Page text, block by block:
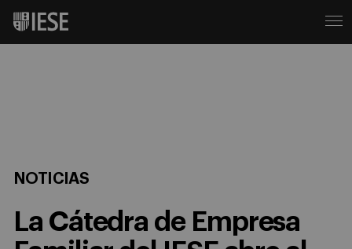
NOTICIAS
La Cátedra de Empresa